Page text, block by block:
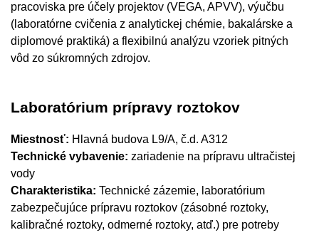
pracoviska pre účely projektov (VEGA, APVV), výučbu
(laboratórne cvičenia z analytickej chémie, bakalárske a
diplomové praktiká) a flexibilnú analýzu vzoriek pitných
vôd zo súkromných zdrojov.
Laboratórium prípravy roztokov
Miestnosť: Hlavná budova L9/A, č.d. A312
Technické vybavenie: zariadenie na prípravu ultračistej
vody
Charakteristika: Technické zázemie, laboratórium
zabezpečujúce prípravu roztokov (zásobné roztoky,
kalibračné roztoky, odmerné roztoky, atď.) pre potreby